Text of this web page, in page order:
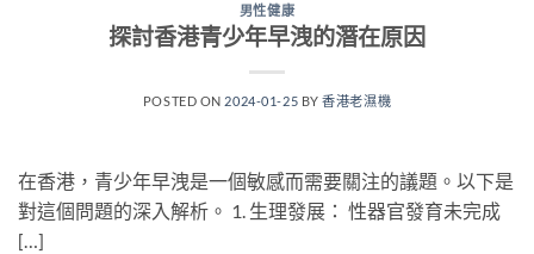
男性健康
探討香港青少年早洩的潛在原因
POSTED ON 2024-01-25 BY香港老濕機
在香港，青少年早洩是一個敏感而需要關注的議題。以下是
對這個問題的深入解析。 1. 生理發展： 性器官發育未完成
[…]